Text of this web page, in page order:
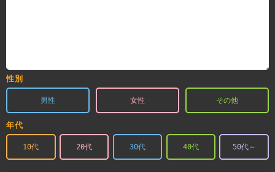
性別
男性 女性 その他
年代
10代 20代 30代 40代 50代～